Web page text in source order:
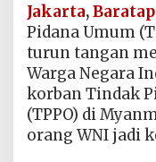
Jakarta,
Pidana Umum
turun tangan
Warga Negara
korban Tindak
(TPPO) di
orang WNI jadi